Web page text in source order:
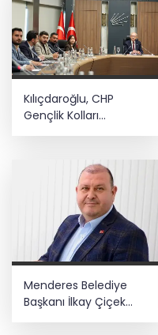
Kılıçdaroğlu, CHP
Gençlik Kolları
yönetimiyle buluştu
Menderes Belediye
Başkanı İlkay Çiçek
görevden uzaklaştırıldı